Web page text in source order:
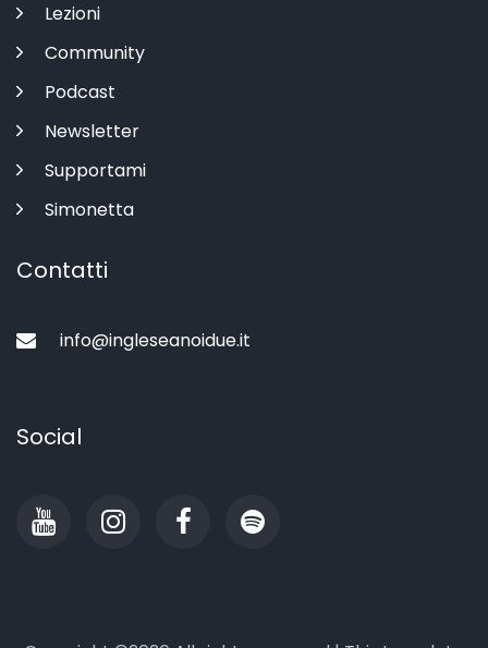
Lezioni
Community
Podcast
Newsletter
Supportami
Simonetta
Contatti
info@ingleseanoidue.it
Social